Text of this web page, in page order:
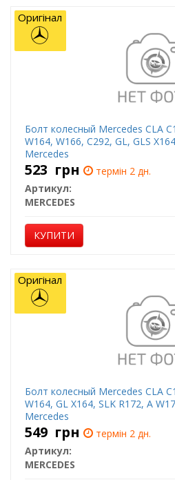
Болт колесный Mercedes CLA
W164, W166, C292, GL, GLS
Mercedes
523 грн
термін 2 дн.
Артикул:
MERCEDES
КУПИТИ
Оригінал
Болт колесный Mercedes CLA
W164, GL X164, SLK R172, A
Mercedes
549 грн
термін 2 дн.
Артикул:
MERCEDES
Оригінал